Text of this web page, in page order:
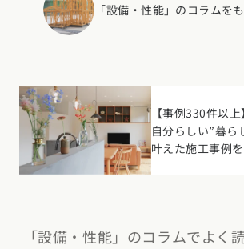
「設備・性能」のコラムを
【事例330件以上】
自分らしい”暮ら
叶えた施工事例
「設備・性能」のコラムでよく